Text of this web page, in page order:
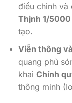
điều chỉnh và
Thịnh 1/5000
tạo.
Viễn thông
quang phủ
khai Chính
thông minh